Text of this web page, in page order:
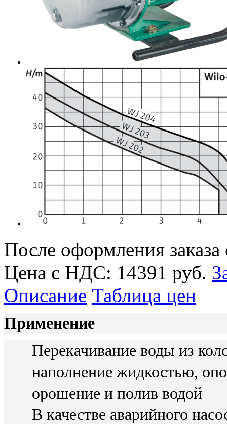
После оформления
Цена с НДС: 14391 руб.
Описание Таблица цен
Применение
Перекачивание воды из
наполнение жидкостью,
орошение и полив водой
В качестве аварийного